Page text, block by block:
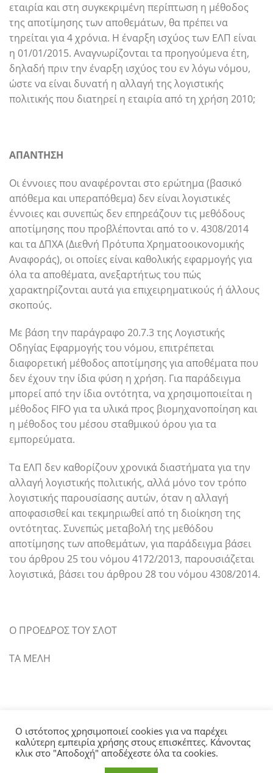
εταιρία και στη συγκεκριμένη περίπτωση η μέθοδος
της αποτίμησης των αποθεμάτων, θα πρέπει να
τηρείται για 4 χρόνια. Η έναρξη ισχύος των ΕΛΠ είναι
η 01/01/2015. Αναγνωρίζονται τα προηγούμενα έτη,
δηλαδή πριν την έναρξη ισχύος του εν λόγω νόμου,
ώστε να είναι δυνατή η αλλαγή της λογιστικής
πολιτικής που διατηρεί η εταιρία από τη χρήση 2010;
ΑΠΑΝΤΗΣΗ
Οι έννοιες που αναφέρονται στο ερώτημα (βασικό
απόθεμα και υπεραπόθεμα) δεν είναι λογιστικές
έννοιες και συνεπώς δεν επηρεάζουν τις μεθόδους
αποτίμησης που προβλέπονται από το ν. 4308/2014
και τα ΔΠΧΑ (Διεθνή Πρότυπα Χρηματοοικονομικής
Αναφοράς), οι οποίες είναι καθολικής εφαρμογής για
όλα τα αποθέματα, ανεξαρτήτως του πώς
χαρακτηρίζονται αυτά για επιχειρηματικούς ή άλλους
σκοπούς.
Με βάση την παράγραφο 20.7.3 της Λογιστικής
Οδηγίας Εφαρμογής του νόμου, επιτρέπεται
διαφορετική μέθοδος αποτίμησης για αποθέματα που
δεν έχουν την ίδια φύση η χρήση. Για παράδειγμα
μπορεί από την ίδια οντότητα, να χρησιμοποιείται η
μέθοδος FIFO για τα υλικά προς βιομηχανοποίηση και
η μέθοδος του μέσου σταθμικού όρου για τα
εμπορεύματα.
Τα ΕΛΠ δεν καθορίζουν χρονικά διαστήματα για την
αλλαγή λογιστικής πολιτικής, αλλά μόνο τον τρόπο
λογιστικής παρουσίασης αυτών, όταν η αλλαγή
αποφασισθεί και τεκμηριωθεί από τη διοίκηση της
οντότητας. Συνεπώς μεταβολή της μεθόδου
αποτίμησης των αποθεμάτων, για παράδειγμα βάσει
του άρθρου 25 του νόμου 4172/2013, παρουσιάζεται
λογιστικά, βάσει του άρθρου 28 του νόμου 4308/2014.
Ο ΠΡΟΕΔΡΟΣ ΤΟΥ ΣΛΟΤ
ΤΑ ΜΕΛΗ
ΣΧΕΤΙΚΑ ΜΕ ΤΗΝ ΕΛΤΕ
ΓΝΩΜΟΔΟΤΗΣΕΙΣ
ΕΠΙΚΟΙΝΩΝΙΑ
Ο ιστότοπος χρησιμοποιεί cookies για να παρέχει
καλύτερη εμπειρία χρήσης στους επισκέπτες. Κάνοντας
κλικ στο "Αποδοχή" αποδέχεστε όλα τα cookies.